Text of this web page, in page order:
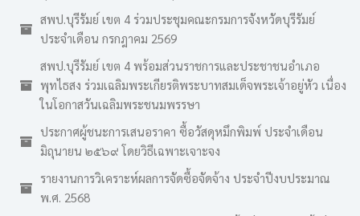
สพป.บุรีรัมย์ เขต 4 ร่วมประชุมคณะกรมการจังหวัดบุรีรัมย์
ประจำเดือน กรกฎาคม 2569
สพป.บุรีรัมย์ เขต 4 พร้อมส่วนราชการและประชาชนอำเภอ
พุทไธสง ร่วมเฉลิมพระเกียรติพระบาทสมเด็จพระเจ้าอยู่หัว เนื่อง
ในโอกาสวันเฉลิมพระชนมพรรษา
ประกาศผู้ชนะการเสนอราคา ซื้อวัสดุหมึกพิมพ์ ประจำเดือน
มิถุนายน ๒๕๖๙ โดยวิธีเฉพาะเจาะจง
รายงานการวิเคราะห์ผลการจัดซื้อจัดจ้าง ประจำปีงบประมาณ
พ.ศ. 2568